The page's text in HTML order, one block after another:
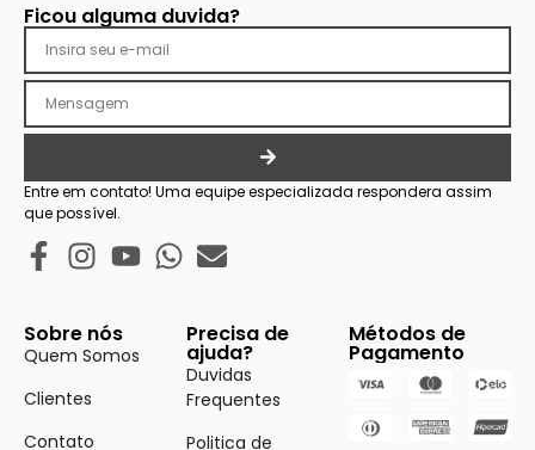
Ficou alguma duvida?
Entre em contato! Uma equipe especializada respondera assim
que possível.
Sobre nós
Quem Somos
Clientes
Contato
Precisa de
ajuda?
Duvidas
Frequentes
Politica de
Métodos de
Pagamento